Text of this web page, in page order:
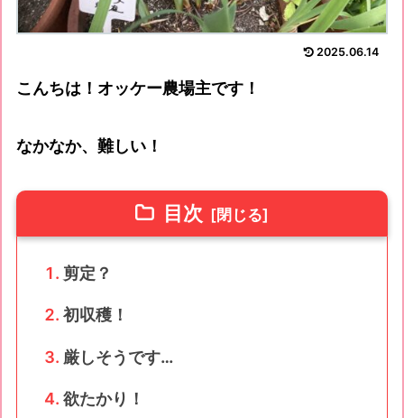
2025.06.14
こんちは！オッケー農場主です！
なかなか、難しい！
目次
剪定？
初収穫！
厳しそうです…
欲たかり！